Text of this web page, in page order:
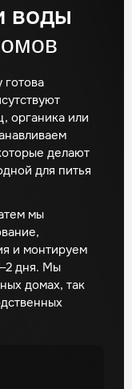
воды
готова
органика или
делают
для питья
мы
и монтируем
дня. Мы
домах, так